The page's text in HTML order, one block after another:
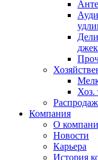
джек
Хоз.
Компания
О
Новости
Карьера
История